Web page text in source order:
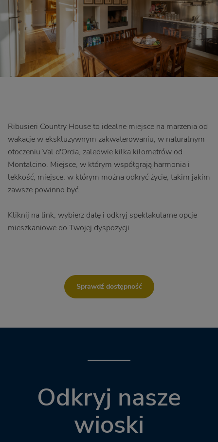
Ribusieri Country House to idealne miejsce na marzenia od
wakacje w ekskluzywnym zakwaterowaniu, w naturalnym
otoczeniu Val d'Orcia, zaledwie kilka kilometrów od
Montalcino. Miejsce, w którym współgrają harmonia i
lekkość; miejsce, w którym można odkryć życie, takim jakim
zawsze powinno być.
Kliknij na link, wybierz datę i odkryj spektakularne opcje
mieszkaniowe do Twojej dyspozycji.
Sprawdź dostępność
Odkryj nasze
wioski